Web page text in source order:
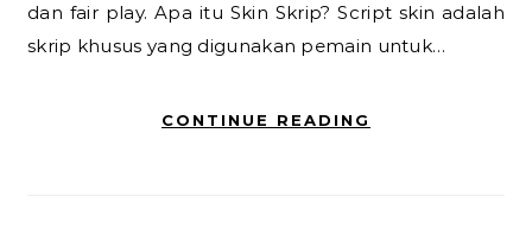
dan fair play. Apa itu Skin Skrip? Script skin adalah
skrip khusus yang digunakan pemain untuk…
CONTINUE READING